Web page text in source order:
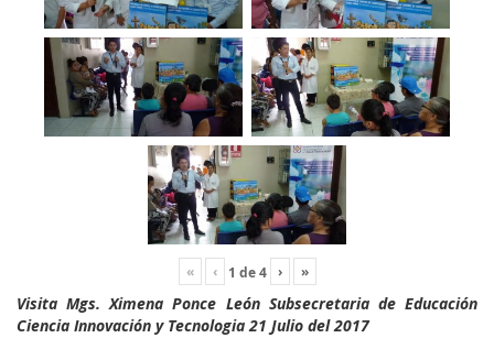
« ‹ 1 de4 › »
Visita Mgs. Ximena Ponce León Subsecretaria de Educación
Ciencia Innovación y Tecnologia 21 Julio del 2017